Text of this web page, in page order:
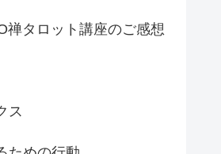
禅タロット講座のご感想
ス